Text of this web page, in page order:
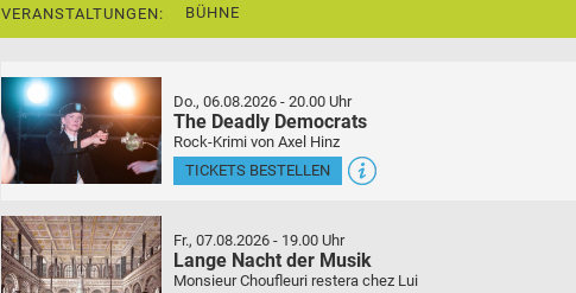
VERANSTALTUNGEN: BÜHNE
Do., 06.08.2026 - 20.00 Uhr
The Deadly Democrats
Rock-Krimi von Axel Hinz
TICKETS BESTELLEN
Fr., 07.08.2026 - 19.00 Uhr
Lange Nacht der Musik
Monsieur Choufleuri restera chez Lui